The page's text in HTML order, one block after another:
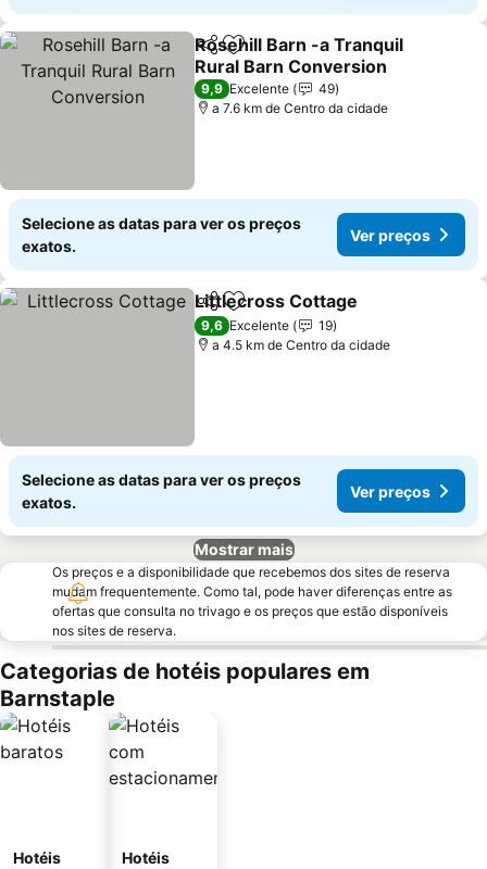
PartilharAdicionar aos favoritos
Rosehill Barn -a Tranquil
Rural Barn Conversion
Ver preços
9,9 Excelente
49
a 7.6 km de Centro da cidade
Selecione as datas para ver os preços
exatos.
Ver preços
PartilharAdicionar aos favoritos
Littlecross Cottage
9,6 Excelente
19
a 4.5 km de Centro da cidade
Selecione as datas para ver os preços
exatos.
Ver preços
Mostrar mais
Os preços e a disponibilidade que recebemos dos sites de reserva
mudam frequentemente. Como tal, pode haver diferenças entre as
ofertas que consulta no trivago e os preços que estão disponíveis
nos sites de reserva.
Categorias de hotéis populares em
Barnstaple
Hotéis
Hotéis